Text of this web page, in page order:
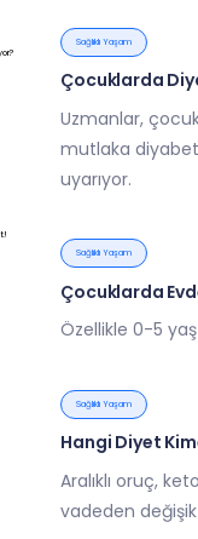
Sağlıklı Yaşam
Çocuklarda
Uzmanlar,
mutlaka
uyarıyor.
Sağlıklı Yaşam
Çocuklarda
Özellikle 0-5
Sağlıklı Yaşam
Hangi Diyet
Aralıklı oruç,
vadeden